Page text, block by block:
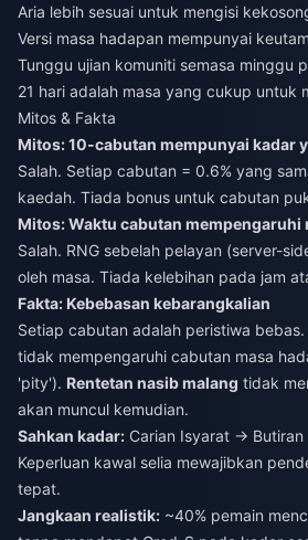
Aria lebih sesuai untuk mengisi
Versi masa hadapan mempunyai
Tunggu ujian komuniti semasa minggu
21 hari adalah masa yang cukup untuk
Mitos & Fakta
Mitos: 10-cabutan mempunyai kadar
Salah. Setiap cabutan = 0.6% yang
kaedah. Tiada bonus untuk cabutan
Mitos: Waktu cabutan mempengaruhi
Salah. RNG sebelah pelayan (server-
oleh masa. Tiada kelebihan pada jam
Fakta: Kebebasan kebarangkalian
Setiap cabutan adalah peristiwa
tidak mempengaruhi cabutan masa
'pity'). Rentetan nasib malang tidak
akan muncul kemudian.
Sahkan kadar: Carian Isyarat →
Keperluan kawal selia mewajibkan
tepat.
Jangkaan realistik: ~40% pemain